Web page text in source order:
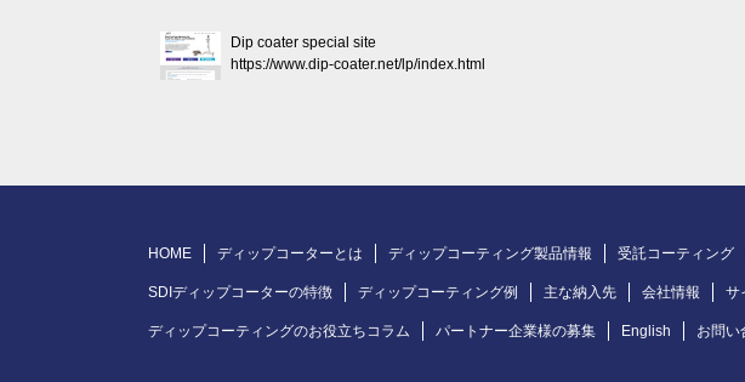
Dip coater special site
https://www.dip-coater.net/lp/index.html
HOME ディップコーターとは ディップコーティング製品情報 受託コーティング
SDIディップコーターの特徴 ディップコーティング例 主な納入先 会社情報 サ
ディップコーティングのお役立ちコラム パートナー企業様の募集 English お問い